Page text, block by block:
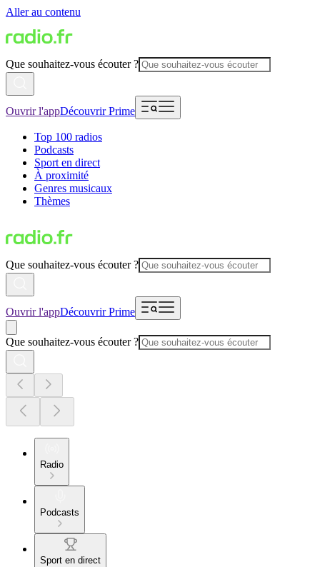
Aller au contenu
Que souhaitez-vous écouter ?
Ouvrir l'appDécouvrir Prime
Top 100 radios
Podcasts
Sport en direct
À proximité
Genres musicaux
Thèmes
Que souhaitez-vous écouter ?
Ouvrir l'appDécouvrir Prime
Que souhaitez-vous écouter ?
Radio
Podcasts
Sport en direct